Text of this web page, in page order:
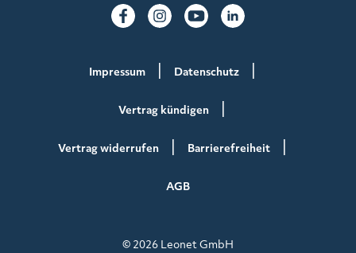
Impressum Datenschutz
Vertrag kündigen
Vertrag widerrufen Barrierefreiheit
AGB
© 2026 Leonet GmbH